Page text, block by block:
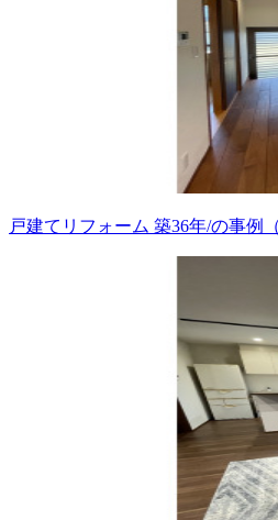
戸建てリフォーム 築36年/の事例